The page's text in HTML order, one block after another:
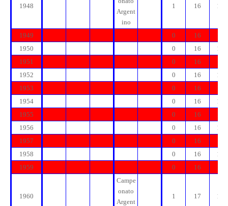
1948
Argent
ino
1 16 16
1949 0 16
16
1950
0 16
16
1951
0 16
16
1952
0 16
16
1953
0 16
16
1954
0 16
16
1955
0 16
16
1956
0 16
16
1957
0 16
16
1958
0 16
16
1959
0 16 16
1960
Campe
onato
Argent
1 17 17